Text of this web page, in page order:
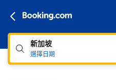
新加坡
選擇日期